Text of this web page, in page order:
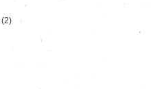
(2)